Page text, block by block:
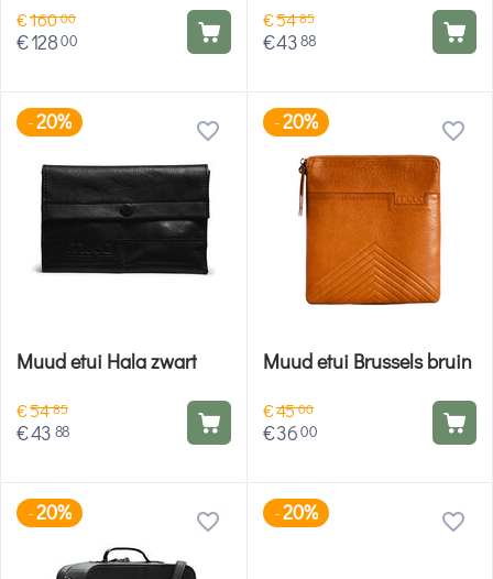
€16000
€12800
€5485
€4388
-20%
Muud etui Hala zwart
€5485
€43 88
-20%
Muud etui Brussels bruin
€4500
€3600
-20% -20%